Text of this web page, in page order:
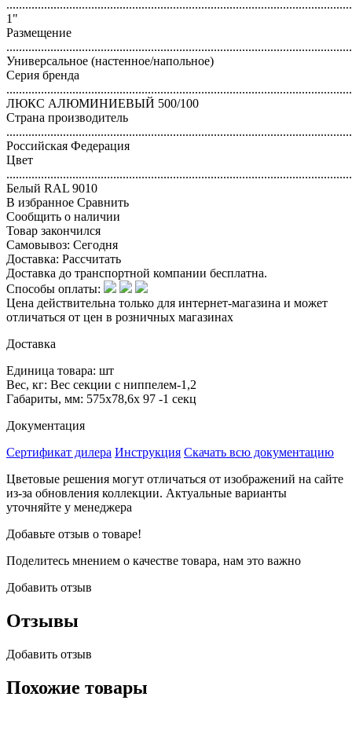
1"
Размещение
Универсальное (настенное/напольное)
Серия бренда
ЛЮКС АЛЮМИНИЕВЫЙ 500/100
Страна производитель
Российская Федерация
Цвет
Белый RAL 9010
В избранное Сравнить
Сообщить о наличии
Товар закончился
Самовывоз: Сегодня
Доставка: Рассчитать
Доставка до транспортной компании бесплатна.
Способы оплаты:
Цена действительна только для интернет-магазина и может
отличаться от цен в розничных магазинах
Доставка
Единица товара: шт
Вес, кг: Вес секции с ниппелем-1,2
Габариты, мм: 575х78,6х 97 -1 секц
Документация
Сертификат дилера Инструкция Скачать всю документацию
Цветовые решения могут отличаться от изображений на сайте
из-за обновления коллекции. Актуальные варианты
уточняйте у менеджера
Добавьте отзыв о товаре!
Поделитесь мнением о качестве товара, нам это важно
Добавить отзыв
Отзывы
Добавить отзыв
Похожие товары